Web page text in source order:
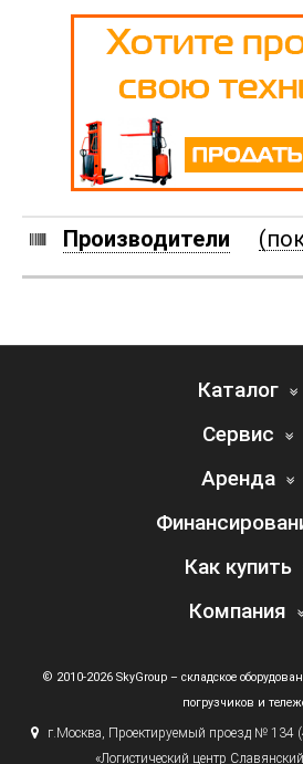
Производители
Каталог
Сервис
Аренда
Как купить
Компания
© 2010-2026 SkyGroup – складское
погрузчиков и
г.Москва, Проектируемый проезд № 134
«Логистический центр